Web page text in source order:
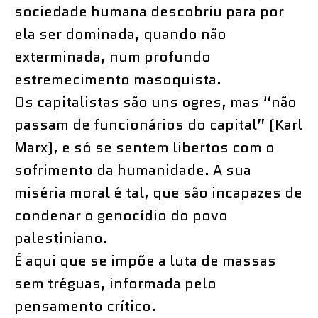
sociedade humana descobriu para por
ela ser dominada, quando não
exterminada, num profundo
estremecimento masoquista.
Os capitalistas são uns ogres, mas “não
passam de funcionários do capital” (Karl
Marx), e só se sentem libertos com o
sofrimento da humanidade. A sua
miséria moral é tal, que são incapazes de
condenar o genocídio do povo
palestiniano.
É aqui que se impõe a luta de massas
sem tréguas, informada pelo
pensamento crítico.